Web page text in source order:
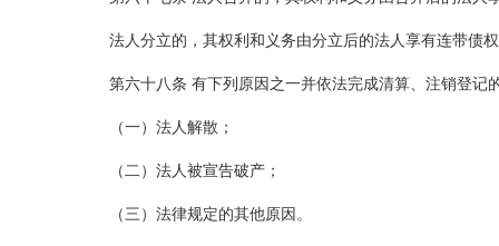
法人分立的，其权利和义务由分立后的法人享有连带债
第六十八条 有下列原因之一并依法完成清算、注销登记
（一）法人解散；
（二）法人被宣告破产；
（三）法律规定的其他原因。